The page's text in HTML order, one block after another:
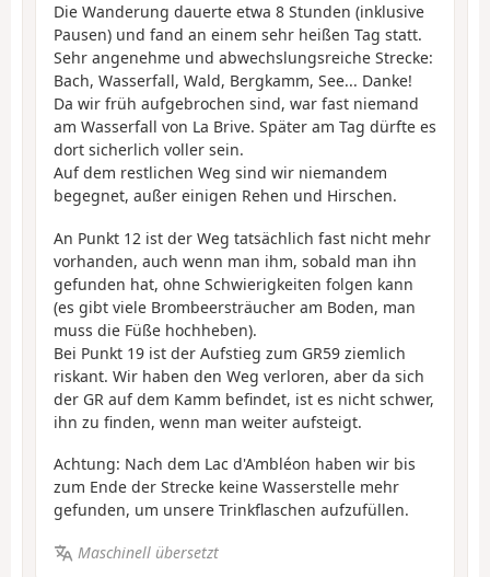
Die Wanderung dauerte etwa 8 Stunden (inklusive
Pausen) und fand an einem sehr heißen Tag statt.
Sehr angenehme und abwechslungsreiche Strecke:
Bach, Wasserfall, Wald, Bergkamm, See... Danke!
Da wir früh aufgebrochen sind, war fast niemand
am Wasserfall von La Brive. Später am Tag dürfte es
dort sicherlich voller sein.
Auf dem restlichen Weg sind wir niemandem
begegnet, außer einigen Rehen und Hirschen.
An Punkt 12 ist der Weg tatsächlich fast nicht mehr
vorhanden, auch wenn man ihm, sobald man ihn
gefunden hat, ohne Schwierigkeiten folgen kann
(es gibt viele Brombeersträucher am Boden, man
muss die Füße hochheben).
Bei Punkt 19 ist der Aufstieg zum GR59 ziemlich
riskant. Wir haben den Weg verloren, aber da sich
der GR auf dem Kamm befindet, ist es nicht schwer,
ihn zu finden, wenn man weiter aufsteigt.
Achtung: Nach dem Lac d'Ambléon haben wir bis
zum Ende der Strecke keine Wasserstelle mehr
gefunden, um unsere Trinkflaschen aufzufüllen.
Maschinell übersetzt